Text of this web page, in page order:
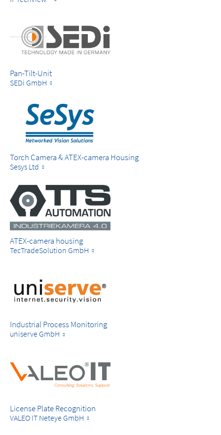
Pan-Tilt-Unit
SEDi GmbH
Torch Camera & ATEX-camera Housing
Sesys Ltd
ATEX-camera housing
TecTradeSolution GmbH
Industrial Process Monitoring
uniserve GmbH
License Plate Recognition
VALEO IT Neteye GmbH